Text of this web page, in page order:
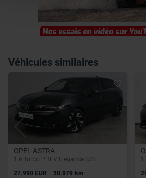
l’utilisation de notre site avec nos
médias sociaux, de publicité et
combiner celles-ci avec d’autres
leur avez fournies ou qu’ils ont
Véhicules similaires
OPEL ASTRA
1.6 Turbo PHEV Elegance S/S
27.990 EUR | 30.979 km